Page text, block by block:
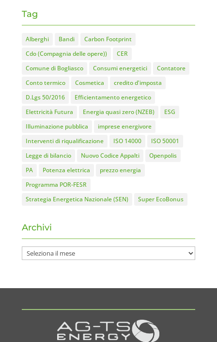
Tag
Alberghi Bandi
Carbon Footprint
Cdo (Compagnia delle opere))
CER
Comune di Bogliasco
Consumi energetici
Contatore
Conto termico
Cosmetica
credito d'imposta
D.Lgs 50/2016
Efficientamento energetico
Elettricità Futura
Energia quasi zero (NZEB)
ESG
Illuminazione pubblica
imprese energivore
Interventi di riqualificazione
ISO 14000
ISO 50001
Legge di bilancio
Nuovo Codice Appalti
Openpolis
PA
Potenza elettrica
prezzo energia
Programma POR-FESR
Strategia Energetica Nazionale (SEN)
Super EcoBonus
Archivi
Archivi